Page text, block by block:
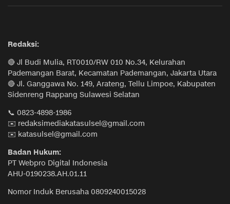
Redaksi:
🔴 Jl Budi Mulia, RT0010/RW 010 No.34, Kelurahan
Pademangan Barat, Kecamatan Pademangan, Jakarta Utara
🔴 Jl. Ganggawa No. 149, Arateng, Tellu Limpoe, Kabupaten
Sidenreng Rappang Sulawesi Selatan
📞 0823-4898-1986
✉️ redaksimediakatasulsel@gmail.com
✉️ katasulsel@gmail.com
Badan Hukum:
PT Webpro Digital Indonesia
AHU-0190238.AH.01.11
Nomor Induk Berusaha 0809240015028